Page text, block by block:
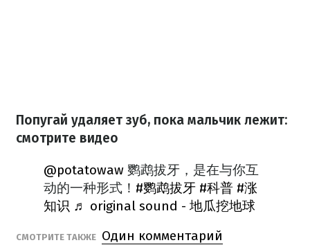
Попугай удаляет зуб, пока мальчик лежит:
смотрите видео
@potatowaw 鹦鹉拔牙，是在与你互
动的一种形式！ #鹦鹉拔牙 #科普 #涨
知识 ♬ original sound - 地瓜挖地球
СМОТРИТЕ ТАКЖЕ Один комментарий